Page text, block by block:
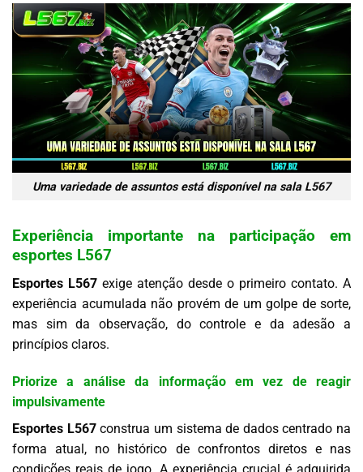
Uma variedade de assuntos está disponível na sala L567
Experiência importante na participação em
esportes L567
Esportes L567 exige atenção desde o primeiro contato. A
experiência acumulada não provém de um golpe de sorte,
mas sim da observação, do controle e da adesão a
princípios claros.
Priorize a análise da informação em vez de reagir
impulsivamente
Esportes L567construa um sistema de dados centrado na
forma atual, no histórico de confrontos diretos e nas